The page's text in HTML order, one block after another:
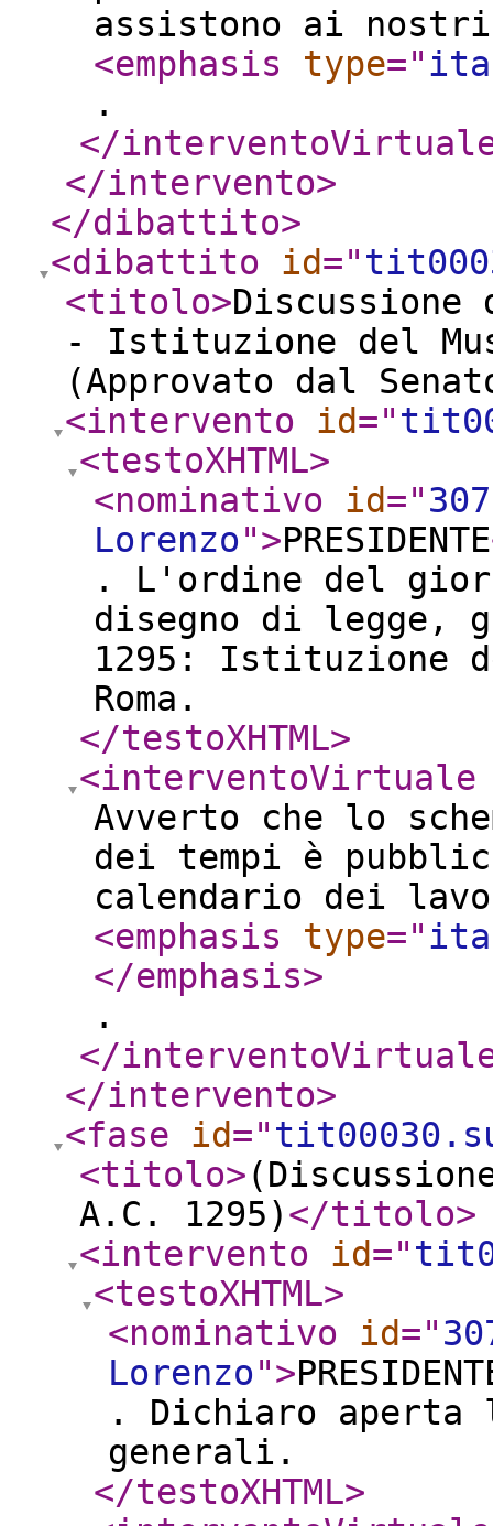
assistono ai
<emphasis
type="
.
</
</intervento>
</dibattito>
<dibattito
id="
<titolo>
- Istituzione del
(Approvato dal
<intervento
id="
<testoXHTML>
<nominativo
id="
Lorenzo">PRESIDENTE
. L'ordine del
disegno di legge,
1295: Istituzione
Roma.
</testoXHTML>
<interventoVirtuale
Avverto che lo
dei tempi è
calendario dei
<emphasis
type="
</emphasis>
.
</
</intervento>
<fase
id="
<titolo>
A.C. 1295)</titolo>
<intervento
id="
<testoXHTML>
<nominativo
id="
Lorenzo">
. Dichiaro aperta
generali.
</testoXHTML>